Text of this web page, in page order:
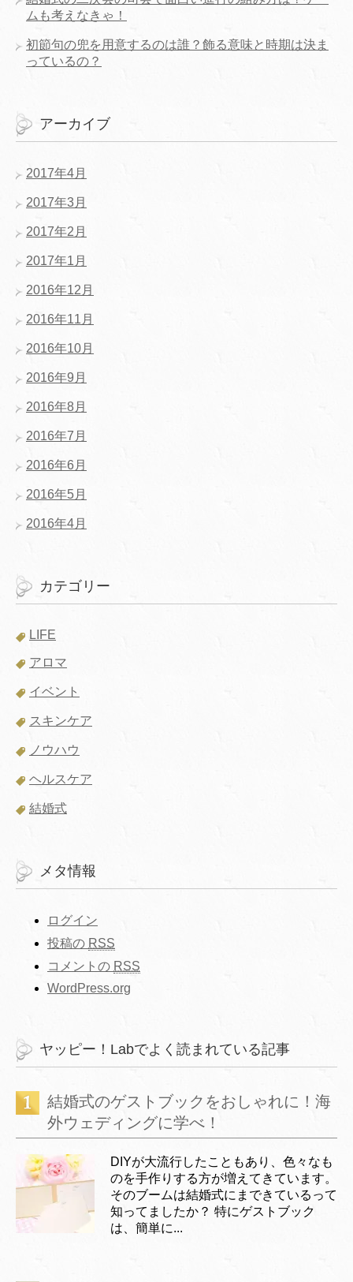
ムも考えなきゃ！
初節句の兜を用意するのは誰？飾る意味と時期は決ま
っているの？
アーカイブ
2017年4月
2017年3月
2017年2月
2017年1月
2016年12月
2016年11月
2016年10月
2016年9月
2016年8月
2016年7月
2016年6月
2016年5月
2016年4月
カテゴリー
LIFE
アロマ
イベント
スキンケア
ノウハウ
ヘルスケア
結婚式
メタ情報
ログイン
投稿の RSS
コメントの RSS
WordPress.org
ヤッピー！Labでよく読まれている記事
結婚式のゲストブックをおしゃれに！海
外ウェディングに学べ！
DIYが大流行したこともあり、色々なも
のを手作りする方が増えてきています。
そのブームは結婚式にまできているって
知ってましたか？ 特にゲストブック
は、簡単に...